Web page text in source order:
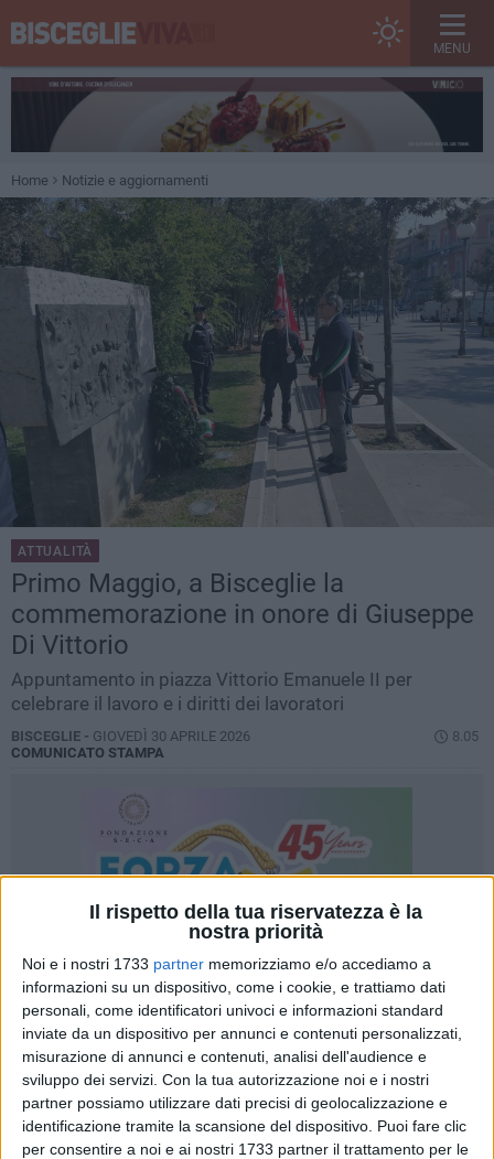
Il rispetto della tua riservatezza è la
nostra priorità
Noi e i nostri 1733 partner memorizziamo e/o accediamo a
informazioni su un dispositivo, come i cookie, e trattiamo dati
personali, come identificatori univoci e informazioni standard
inviate da un dispositivo per annunci e contenuti personalizzati,
misurazione di annunci e contenuti, analisi dell'audience e
sviluppo dei servizi. Con la tua autorizzazione noi e i nostri
partner possiamo utilizzare dati precisi di geolocalizzazione e
identificazione tramite la scansione del dispositivo. Puoi fare clic
per consentire a noi e ai nostri 1733 partner il trattamento per le
MENU
Home Notizie e aggiornamenti
ATTUALITÀ
Primo Maggio, a Bisceglie la
commemorazione in onore di Giuseppe
Di Vittorio
Appuntamento in piazza Vittorio Emanuele II per
celebrare il lavoro e i diritti dei lavoratori
BISCEGLIE - GIOVEDÌ 30 APRILE 2026
8.05
COMUNICATO STAMPA